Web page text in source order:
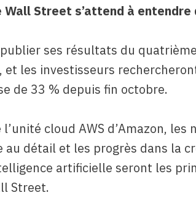
Wall Street s’attend à entendre
ses résultats du
et les investisseurs
de 33 % depuis fin octobre.
l’unité cloud AWS d’Amazon,
au détail et les progrès dans la
artificielle seront les
Street.